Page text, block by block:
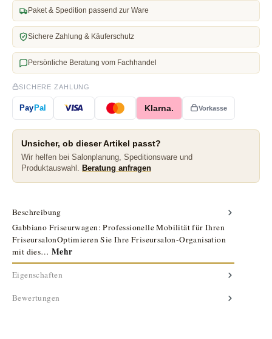
Paket & Spedition passend zur Ware
Sichere Zahlung & Käuferschutz
Persönliche Beratung vom Fachhandel
SICHERE ZAHLUNG
PayPal Klarna. Vorkasse
Unsicher, ob dieser Artikel passt?
Wir helfen bei Salonplanung, Speditionsware und
Produktauswahl.
Beratung anfragen
Beschreibung
Gabbiano Friseurwagen: Professionelle Mobilität für Ihren
FriseursalonOptimieren Sie Ihre Friseursalon-Organisation
mit dies…Mehr
Eigenschaften
Bewertungen